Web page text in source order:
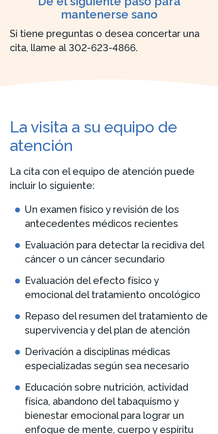
mantenerse sano
Si tiene preguntas o desea concertar una
cita, llame al 302-623-4866.
La visita a su equipo de
atención
La cita con el equipo de atención puede
incluir lo siguiente:
Un examen físico y revisión de los
antecedentes médicos recientes
Evaluación para detectar la recidiva del
cáncer o un cáncer secundario
Evaluación del efecto físico y
emocional del tratamiento oncológico
Repaso del resumen del tratamiento de
supervivencia y del plan de atención
Derivación a disciplinas médicas
especializadas según sea necesario
Educación sobre nutrición, actividad
física, abandono del tabaquismo y
bienestar emocional para lograr un
enfoque de mente, cuerpo y espíritu